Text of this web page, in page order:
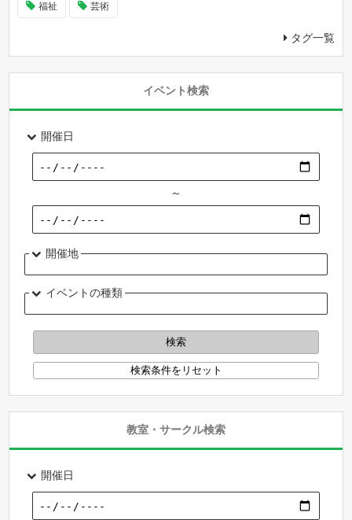
福祉 芸術
タグ一覧
イベント検索
開催日
～
開催地
イベントの種類
教室・サークル検索
開催日